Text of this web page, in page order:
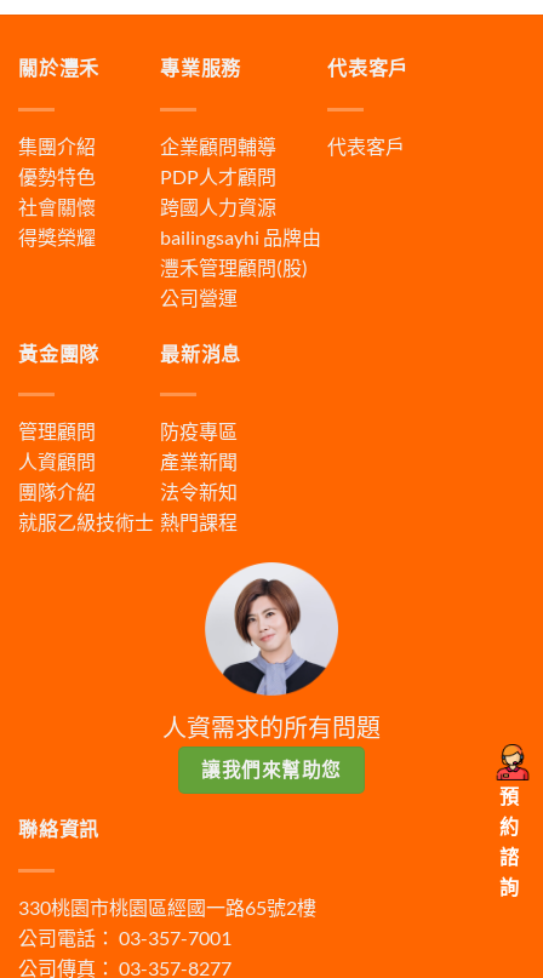
關於灃禾
集團介紹
優勢特色
社會關懷
得獎榮耀
專業服務
企業顧問輔導
PDP人才顧問
跨國人力資源
bailingsayhi 品牌由
灃禾管理顧問(股)
公司營運
代表客戶
代表客戶
黃金團隊
管理顧問
人資顧問
團隊介紹
就服乙級技術士
最新消息
防疫專區
產業新聞
法令新知
熱門課程
人資需求的所有問題
讓我們來幫助您
聯絡資訊
330桃園市桃園區經國一路65號2樓
公司電話： 03-357-7001
公司傳真： 03-357-8277
預
約
諮
詢